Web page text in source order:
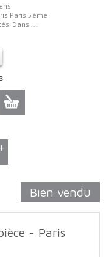
Paris 5ème
Dans ...
Bien vendu
- Paris